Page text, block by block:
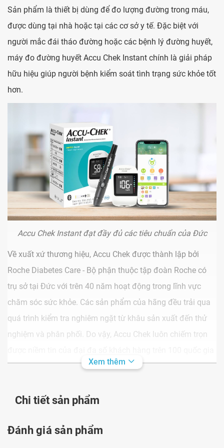
Sản phẩm là thiết bị dùng để đo lượng đường trong máu,
được dùng tại nhà hoặc tại các cơ sở y tế. Đặc biệt với
người mắc đái tháo đường hoặc các bệnh lý đường huyết,
máy đo đường huyết Accu Chek Instant chính là giải pháp
hữu hiệu giúp người bệnh kiểm soát tình trạng sức khỏe tốt
hơn.
Accu Chek Instant đạt đầy đủ các tiêu chuẩn của Đức
Về xuất xứ thương hiệu, Accu Chek được thành lập bởi
Roche Diabetes Care - Bộ phận thuộc tập đoàn Roche có
trụ sở tại Đức với trên 40 năm hoạt động trong lĩnh vực
chăm sóc sức khỏe. Các sản phẩm của hãng đều trải qua
quá trình kiểm tra nghiêm ngặt từ khâu sản xuất đến thử
nghiệm và phân phối. Do vậy, Accu Chek luôn chiếm trọn
và vươn lên trở thành thương hiệu TOP 1 tại Đức.
Ưu điểm nổi bật máy Accu Chek Instant?
Ngoài những đặc điểm vốn có của một chiếc máy đo
Xem thêm
Chi tiết sản phẩm
Đánh giá sản phẩm